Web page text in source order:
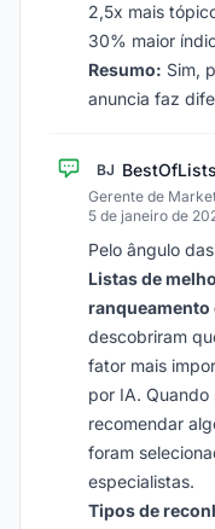
2,5x mais
30% maior
Resumo: Sim,
anuncia faz
BJ
Gerente de
5 de janeiro de
Pelo ângulo
Listas de
ranqueamento
descobriram
fator mais
por IA.
recomendar
foram
especialistas.
Tipos de